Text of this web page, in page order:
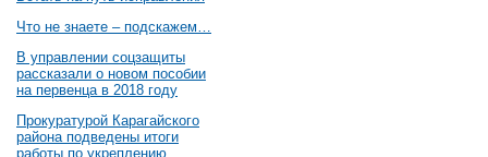
Что не знаете – подскажем…
В управлении соцзащиты
рассказали о новом пособии
на первенца в 2018 году
Прокуратурой Карагайского
района подведены итоги
работы по укреплению